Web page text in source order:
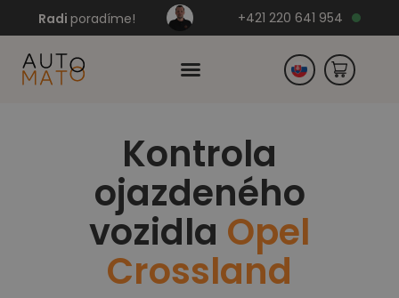
Radi poradíme! +421 220 641 954
Kontrola
ojazdeného
vozidla Opel
Crossland